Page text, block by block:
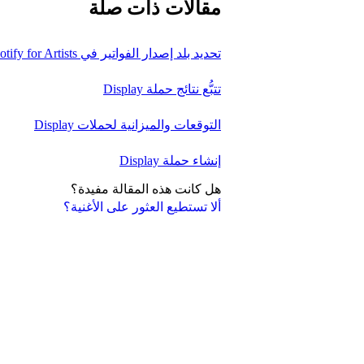
ألا تستطيع العثور على الأغنية؟
مقالات ذات صلة
تحديد بلد إصدار الفواتير في Spotify for Artists
تتبُّع نتائج حملة Display
التوقعات والميزانية لحملات Display
إنشاء حملة Display
هل كانت هذه المقالة مفيدة؟